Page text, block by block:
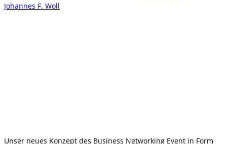
Johannes F. Woll
Unser neues Konzept des Business Networking Event in Form